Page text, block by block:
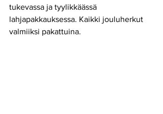
tukevassa ja tyylikkäässä
lahjapakkauksessa. Kaikki jouluherkut
valmiiksi pakattuina.